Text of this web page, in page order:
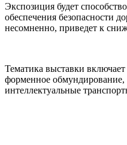
Экспозиция будет
обеспечения безопасности
несомненно, приведет к
Тематика выставки
форменное обмундирование,
интеллектуальные